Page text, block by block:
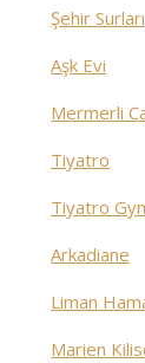
Şehir Surları
Aşk Evi
Mermerli
Tiyatro
Tiyatro
Arkadiane
Liman
Marien